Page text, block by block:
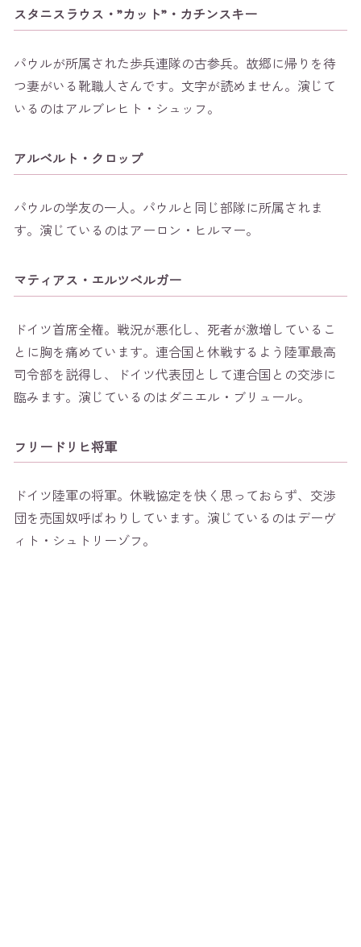
スタニスラウス・”カット”・カチンスキー
パウルが所属された歩兵連隊の古参兵。故郷に帰りを待
つ妻がいる靴職人さんです。文字が読めません。演じて
いるのはアルブレヒト・シュッフ。
アルベルト・クロップ
パウルの学友の一人。パウルと同じ部隊に所属されま
す。演じているのはアーロン・ヒルマー。
マティアス・エルツベルガー
ドイツ首席全権。戦況が悪化し、死者が激増しているこ
とに胸を痛めています。連合国と休戦するよう陸軍最高
司令部を説得し、ドイツ代表団として連合国との交渉に
臨みます。演じているのはダニエル・ブリュール。
フリードリヒ将軍
ドイツ陸軍の将軍。休戦協定を快く思っておらず、交渉
団を売国奴呼ばわりしています。演じているのはデーヴ
ィト・シュトリーゾフ。